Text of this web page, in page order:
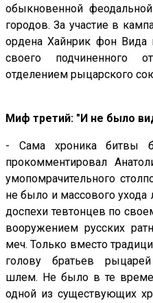
обыкновенной
городов. За участие в
ордена Хайнрик фон Вида
своего подчиненного
отделением рыцарского
Миф третий: "И не было
- Сама хроника битвы
прокомментировал
умопомрачительного
не было и массового
доспехи тевтонцев по
вооружением русских
меч. Только вместо
голову братьев
шлем. Не было в те
одной из существующих